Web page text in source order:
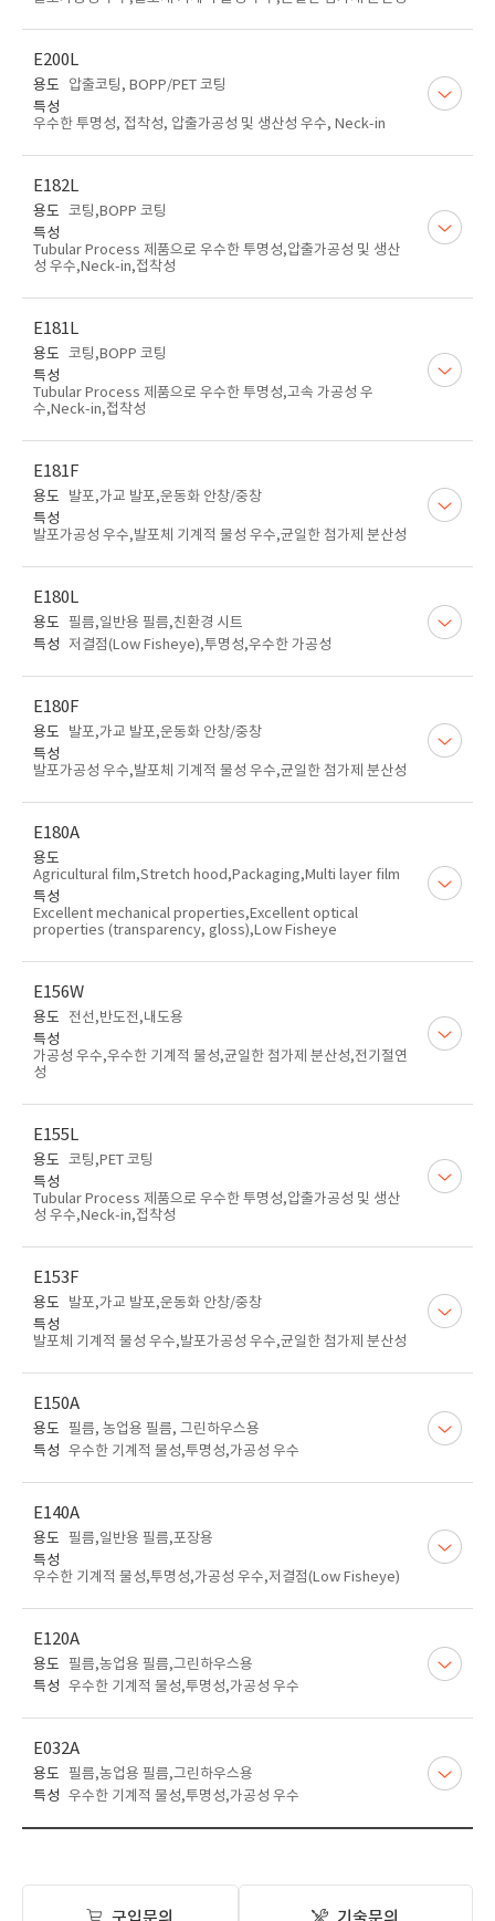
E200L
용도
압출코팅, BOPP/PET 코팅
특성
우수한 투명성, 접착성, 압출가공성 및 생산성 우수, Neck-in
E182L
용도 코팅,BOPP 코팅
특성
Tubular Process 제품으로 우수한 투명성,압출가공성 및 생산
성 우수,Neck-in,접착성
E181L
용도 코팅,BOPP 코팅
특성
Tubular Process 제품으로 우수한 투명성,고속 가공성 우
수,Neck-in,접착성
E181F
용도
발포,가교 발포,운동화 안창/중창
특성
발포가공성 우수,발포체 기계적 물성 우수,균일한 첨가제 분산성
E180L
용도 필름,일반용 필름,친환경 시트
특성
저결점(Low Fisheye),투명성,우수한 가공성
E180F
용도
발포,가교 발포,운동화 안창/중창
특성
발포가공성 우수,발포체 기계적 물성 우수,균일한 첨가제 분산성
E180A
용도
Agricultural film,Stretch hood,Packaging,Multi layer film
특성
Excellent mechanical properties,Excellent optical
properties (transparency, gloss),Low Fisheye
E156W
용도
전선,반도전,내도용
특성
가공성 우수,우수한 기계적 물성,균일한 첨가제 분산성,전기절연
성
E155L
용도 코팅,PET 코팅
특성
Tubular Process 제품으로 우수한 투명성,압출가공성 및 생산
성 우수,Neck-in,접착성
E153F
용도
발포,가교 발포,운동화 안창/중창
특성
발포체 기계적 물성 우수,발포가공성 우수,균일한 첨가제 분산성
E150A
용도 필름, 농업용 필름, 그린하우스용
특성 우수한 기계적 물성,투명성,가공성 우수
E140A
용도 필름,일반용 필름,포장용
특성
우수한 기계적 물성,투명성,가공성 우수,저결점(Low Fisheye)
E120A
용도 필름,농업용 필름,그린하우스용
특성 우수한 기계적 물성,투명성,가공성 우수
E032A
용도 필름,농업용 필름,그린하우스용
특성 우수한 기계적 물성,투명성,가공성 우수